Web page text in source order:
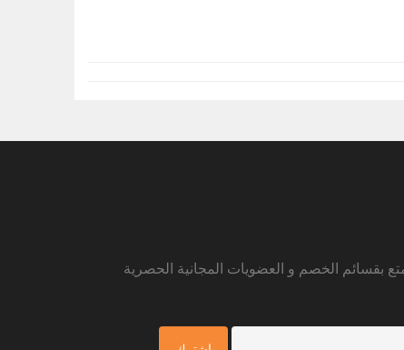
بقسائم الخصم و العضويات المجانية الحصرية